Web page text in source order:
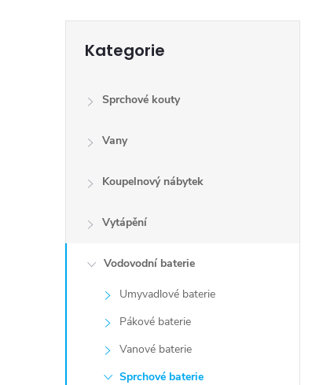
kategorie
Kategorie
Sprchové kouty
Vany
Koupelnový nábytek
Vytápění
Vodovodní baterie
Umyvadlové baterie
Pákové baterie
Vanové baterie
Sprchové baterie